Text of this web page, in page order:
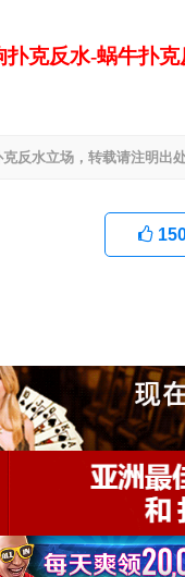
克反水-蜗牛扑
克反水立场，转载请注明